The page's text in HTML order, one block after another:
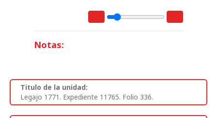
Notas:
Titulo de la unidad:
Legajo 1771. Expediente 11765. Folio 336.